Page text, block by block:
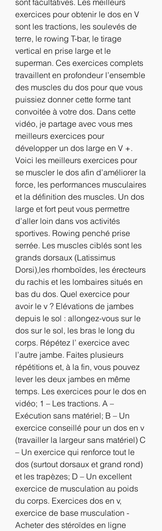
sont facultatives. Les meilleurs
exercices pour obtenir le dos en V
sont les tractions, les soulevés de
terre, le rowing T-bar, le tirage
vertical en prise large et le
superman. Ces exercices complets
travaillent en profondeur l’ensemble
des muscles du dos pour que vous
puissiez donner cette forme tant
convoitée à votre dos. Dans cette
vidéo, je partage avec vous mes
meilleurs exercices pour
développer un dos large en V +.
Voici les meilleurs exercices pour
se muscler le dos afin d’améliorer la
force, les performances musculaires
et la définition des muscles. Un dos
large et fort peut vous permettre
d’aller loin dans vos activités
sportives. Rowing penché prise
serrée. Les muscles ciblés sont les
grands dorsaux (Latissimus
Dorsi),les rhomboïdes, les érecteurs
du rachis et les lombaires situés en
bas du dos. Quel exercice pour
avoir le v ? Elévations de jambes
depuis le sol : allongez-vous sur le
dos sur le sol, les bras le long du
corps. Répétez l’ exercice avec
l’autre jambe. Faites plusieurs
répétitions et, à la fin, vous pouvez
lever les deux jambes en même
temps. Les exercices pour le dos en
vidéo; 1 – Les tractions. A –
Exécution sans matériel; B – Un
exercice conseillé pour un dos en v
(travailler la largeur sans matériel) C
– Un exercice qui renforce tout le
dos (surtout dorsaux et grand rond)
et les trapèzes; D – Un excellent
exercice de musculation au poids
du corps. Exercices dos en v,
exercice de base musculation -
Acheter des stéroïdes en ligne